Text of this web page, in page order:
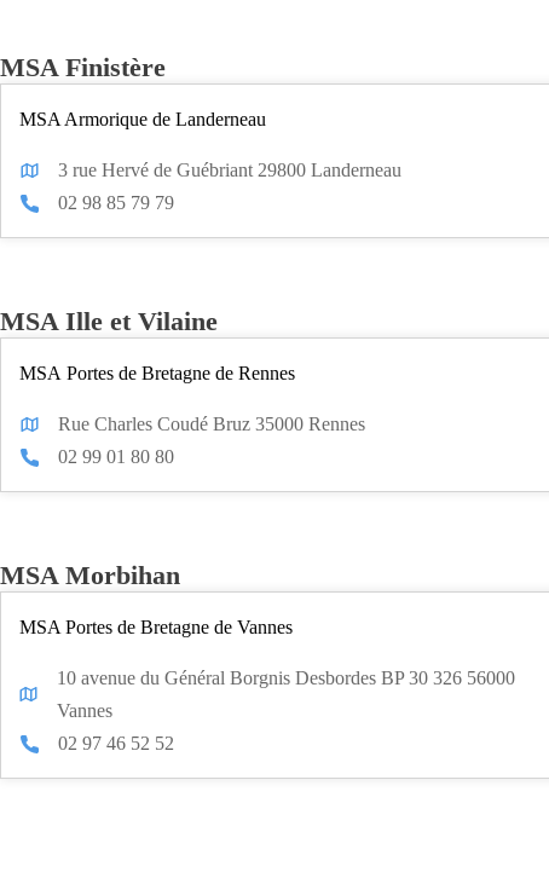
MSA Finistère
MSA Armorique de Landerneau
3 rue Hervé de Guébriant 29800 Landerneau
02 98 85 79 79
MSA Ille et Vilaine
MSA Portes de Bretagne de Rennes
Rue Charles Coudé Bruz 35000 Rennes
02 99 01 80 80
MSA Morbihan
MSA Portes de Bretagne de Vannes
10 avenue du Général Borgnis Desbordes BP 30 326 56000
Vannes
02 97 46 52 52